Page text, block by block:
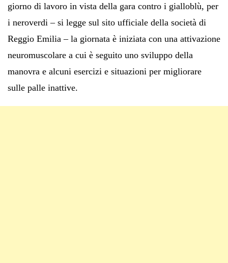
giorno di lavoro in vista della gara contro i gialloblù, per
i neroverdi – si legge sul sito ufficiale della società di
Reggio Emilia – la giornata è iniziata con una attivazione
neuromuscolare a cui è seguito uno sviluppo della
manovra e alcuni esercizi e situazioni per migliorare
sulle palle inattive.